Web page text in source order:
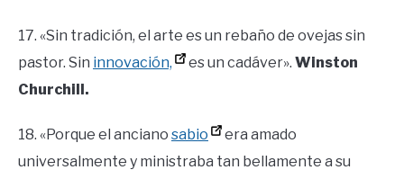
17. «Sin tradición, el arte es un rebaño de ovejas sin
pastor. Sin innovación, es un cadáver». Winston
Churchill.
18. «Porque el anciano sabio
era amado
universalmente y ministraba tan bellamente a su